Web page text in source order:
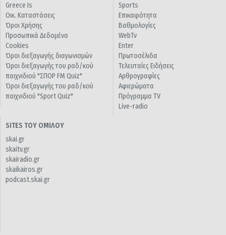
Greece Is
Οικ. Καταστάσεις
Όροι Χρήσης
Προσωπικά Δεδομένα
Cookies
Όροι διεξαγωγής διαγωνισμών
Όροι διεξαγωγής του ραδ/κού
παιχνιδιού "ΣΠΟΡ FM Quiz"
Όροι διεξαγωγής του ραδ/κού
παιχνιδιού "Sport Quiz"
Sports
Επικαιρότητα
Βαθμολογίες
WebTv
Enter
Πρωτοσέλιδα
Τελευταίες Ειδήσεις
Αρθρογραφίες
Αφιερώματα
Πρόγραμμα TV
Live-radio
SITES ΤΟΥ ΟΜΙΛΟΥ
skai.gr
skaitv.gr
skairadio.gr
skaikairos.gr
podcast.skai.gr